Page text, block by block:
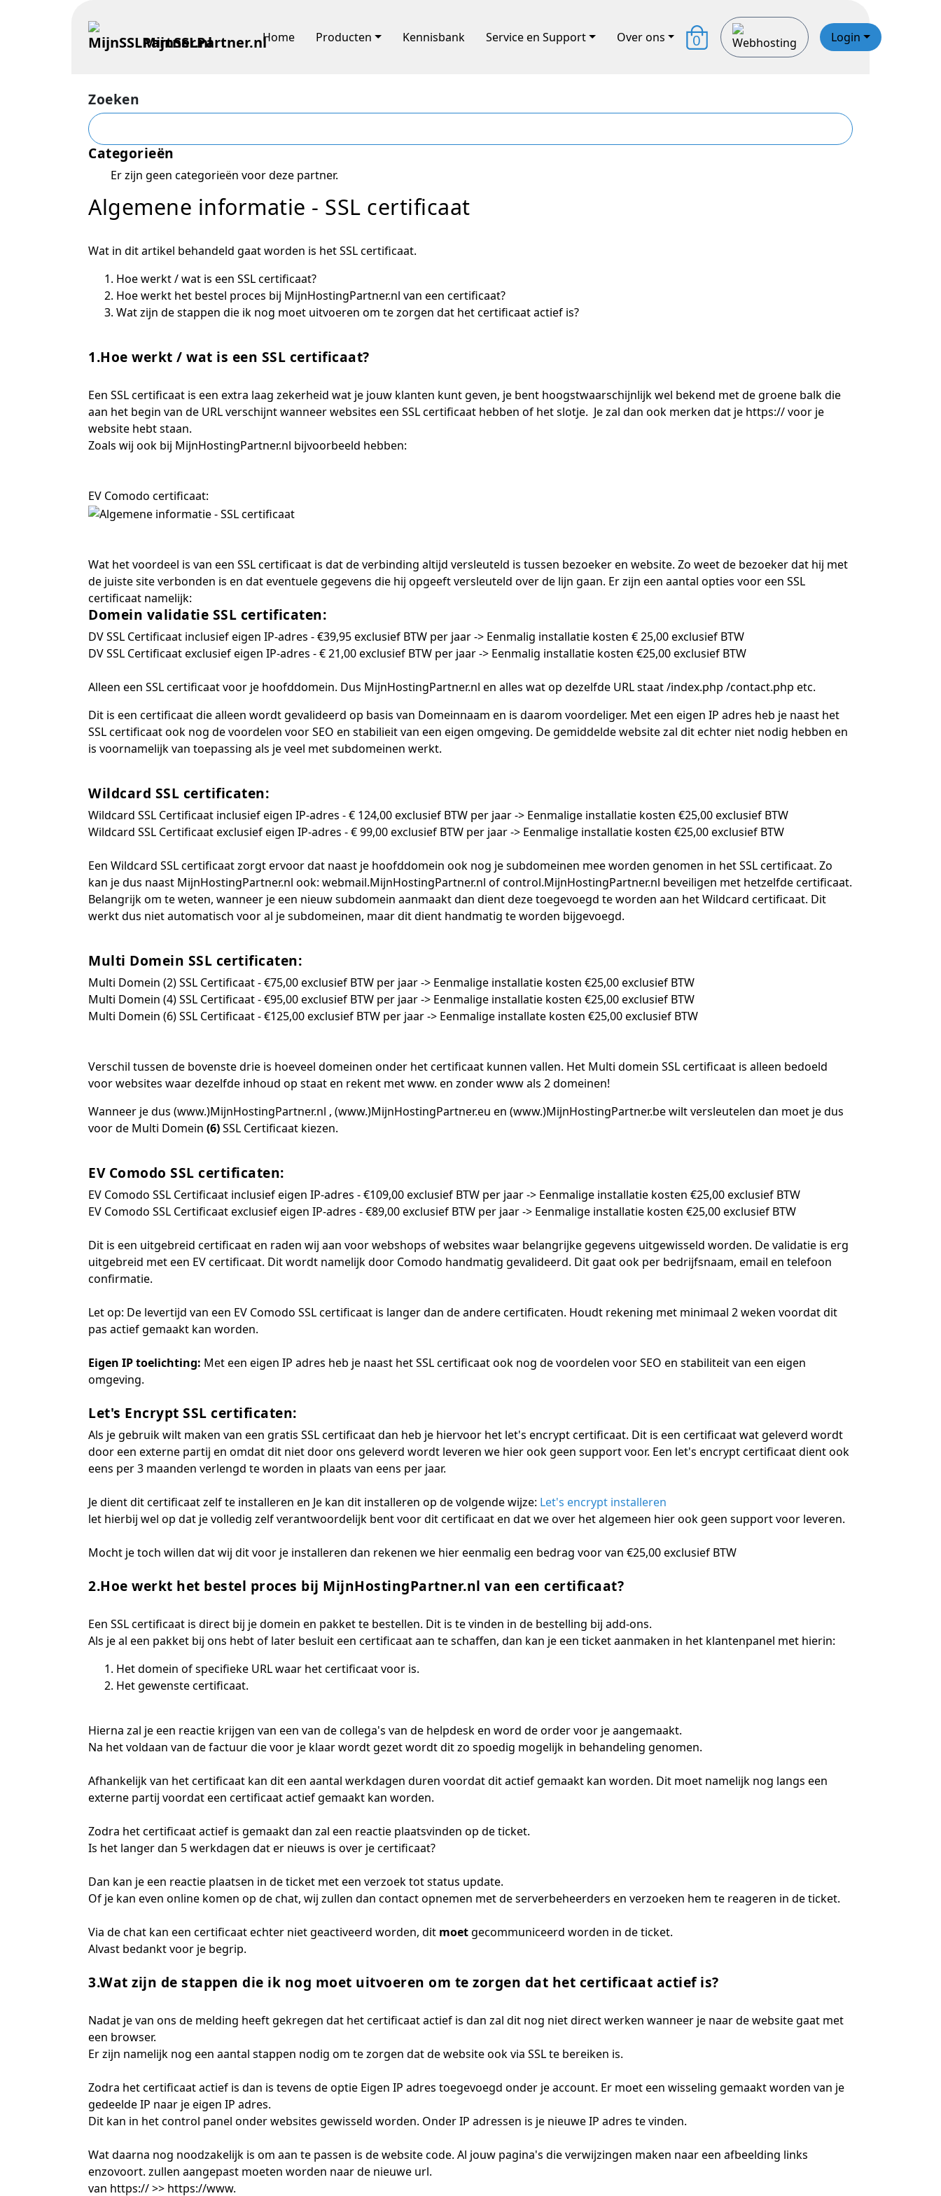
MijnSSLPartner.nlHome Producten Kennisbank Service en Support Over ons 0 Login
Zoeken
Categorieën
Er zijn geen categorieën voor deze partner.
Algemene informatie - SSL certificaat
Wat in dit artikel behandeld gaat worden is het SSL certificaat.
Hoe werkt / wat is een SSL certificaat?
Hoe werkt het bestel proces bij MijnHostingPartner.nl van een certificaat?
Wat zijn de stappen die ik nog moet uitvoeren om te zorgen dat het certificaat actief is?
1.Hoe werkt / wat is een SSL certificaat?
Een SSL certificaat is een extra laag zekerheid wat je jouw klanten kunt geven, je bent hoogstwaarschijnlijk wel bekend met de groene balk die
aan het begin van de URL verschijnt wanneer websites een SSL certificaat hebben of het slotje. Je zal dan ook merken dat je https:// voor je
website hebt staan.
Zoals wij ook bij MijnHostingPartner.nl bijvoorbeeld hebben:
EV Comodo certificaat:
Wat het voordeel is van een SSL certificaat is dat de verbinding altijd versleuteld is tussen bezoeker en website. Zo weet de bezoeker dat hij met
de juiste site verbonden is en dat eventuele gegevens die hij opgeeft versleuteld over de lijn gaan. Er zijn een aantal opties voor een SSL
certificaat namelijk:
Domein validatie SSL certificaten:
DV SSL Certificaat inclusief eigen IP-adres -€39,95 exclusief BTW per jaar -> Eenmalig installatie kosten €25,00 exclusief BTW
DV SSL Certificaat exclusief eigen IP-adres -€21,00 exclusief BTW per jaar -> Eenmalig installatie kosten €25,00 exclusief BTW
Alleen een SSL certificaat voor je hoofddomein. Dus MijnHostingPartner.nl en alles wat op dezelfde URL staat /index.php /contact.php etc.
Dit is een certificaat die alleen wordt gevalideerd op basis van Domeinnaam en is daarom voordeliger. Met een eigen IP adres heb je naast het
SSL certificaat ook nog de voordelen voor SEO en stabilieit van een eigen omgeving. De gemiddelde website zal dit echter niet nodig hebben en
is voornamelijk van toepassing als je veel met subdomeinen werkt.
Wildcard SSL certificaten:
Wildcard SSL Certificaat inclusief eigen IP-adres -€ 124,00 exclusief BTW per jaar -> Eenmalige installatie kosten €25,00 exclusief BTW
Wildcard SSL Certificaat exclusief eigen IP-adres -€99,00 exclusief BTW per jaar -> Eenmalige installatie kosten €25,00 exclusief BTW
Een Wildcard SSL certificaat zorgt ervoor dat naast je hoofddomein ook nog je subdomeinen mee worden genomen in het SSL certificaat. Zo
kan je dus naast MijnHostingPartner.nl ook: webmail.MijnHostingPartner.nl of control.MijnHostingPartner.nl beveiligen met hetzelfde certificaat.
Belangrijk om te weten, wanneer je een nieuw subdomein aanmaakt dan dient deze toegevoegd te worden aan het Wildcard certificaat. Dit
werkt dus niet automatisch voor al je subdomeinen, maar dit dient handmatig te worden bijgevoegd.
Multi Domein SSL certificaten:
Multi Domein (2) SSL Certificaat -€75,00 exclusief BTW per jaar -> Eenmalige installatie kosten €25,00 exclusief BTW
Multi Domein (4) SSL Certificaat -€95,00 exclusief BTW per jaar -> Eenmalige installatie kosten €25,00 exclusief BTW
Multi Domein (6) SSL Certificaat -€125,00 exclusief BTW per jaar -> Eenmalige installate kosten €25,00 exclusief BTW
Verschil tussen de bovenste drie is hoeveel domeinen onder het certificaat kunnen vallen. Het Multi domein SSL certificaat is alleen bedoeld
voor websites waar dezelfde inhoud op staat en rekent met www. en zonder www als 2 domeinen!
Wanneer je dus (www.)MijnHostingPartner.nl , (www.)MijnHostingPartner.eu en (www.)MijnHostingPartner.be wilt versleutelen dan moet je dus
voor de Multi Domein (6)SSL Certificaat kiezen.
EV Comodo SSL certificaten:
EV Comodo SSL Certificaat inclusief eigen IP-adres -€109,00 exclusief BTW per jaar -> Eenmalige installatie kosten €25,00 exclusief BTW
EV Comodo SSL Certificaat exclusief eigen IP-adres -€89,00 exclusief BTW per jaar -> Eenmalige installatie kosten €25,00 exclusief BTW
Dit is een uitgebreid certificaat en raden wij aan voor webshops of websites waar belangrijke gegevens uitgewisseld worden. De validatie is erg
uitgebreid met een EV certificaat. Dit wordt namelijk door Comodo handmatig gevalideerd. Dit gaat ook per bedrijfsnaam, email en telefoon
confirmatie.
Let op: De levertijd van een EV Comodo SSL certificaat is langer dan de andere certificaten. Houdt rekening met minimaal 2 weken voordat dit
pas actief gemaakt kan worden.
Eigen IPtoelichting: Met een eigen IP adres heb je naast het SSL certificaat ook nog de voordelen voor SEO en stabiliteit van een eigen
omgeving.
Let's Encrypt SSL certificaten:
Als je gebruik wilt maken van een gratis SSL certificaat dan heb je hiervoor het let's encrypt certificaat. Dit is een certificaat wat geleverd wordt
door een externe partij en omdat dit niet door ons geleverd wordt leveren we hier ook geen support voor. Een let's encrypt certificaat dient ook
eens per 3 maanden verlengd te worden in plaats van eens per jaar.
Je dient dit certificaat zelf te installeren en Je kan dit installeren op de volgende wijze: Let's encrypt installeren
let hierbij wel op dat je volledig zelf verantwoordelijk bent voor dit certificaat en dat we over het algemeen hier ook geen support voor leveren.
Mocht je toch willen dat wij dit voor je installeren dan rekenen we hier eenmalig een bedrag voor van €25,00 exclusief BTW
2.Hoe werkt het bestel proces bij MijnHostingPartner.nl van een certificaat?
Een SSL certificaat is direct bij je domein en pakket te bestellen. Dit is te vinden in de bestelling bij add-ons.
Als je al een pakket bij ons hebt of later besluit een certificaat aan te schaffen, dan kan je een ticket aanmaken in het klantenpanel met hierin:
Het domein of specifieke URL waar het certificaat voor is.
Het gewenste certificaat.
Hierna zal je een reactie krijgen van een van de collega's van de helpdesk en word de order voor je aangemaakt.
Na het voldaan van de factuur die voor je klaar wordt gezet wordt dit zo spoedig mogelijk in behandeling genomen.
Afhankelijk van het certificaat kan dit een aantal werkdagen duren voordat dit actief gemaakt kan worden. Dit moet namelijk nog langs een
externe partij voordat een certificaat actief gemaakt kan worden.
Zodra het certificaat actief is gemaakt dan zal een reactie plaatsvinden op de ticket.
Is het langer dan 5 werkdagen dat er nieuws is over je certificaat?
Dan kan je een reactie plaatsen in de ticket met een verzoek tot status update.
Of je kan even online komen op de chat, wij zullen dan contact opnemen met de serverbeheerders en verzoeken hem te reageren in de ticket.
Via de chat kan een certificaat echter niet geactiveerd worden, dit moetgecommuniceerd worden in de ticket.
Alvast bedankt voor je begrip.
3.Wat zijn de stappen die ik nog moet uitvoeren om te zorgen dat het certificaat actief is?
Nadat je van ons de melding heeft gekregen dat het certificaat actief is dan zal dit nog niet direct werken wanneer je naar de website gaat met
een browser.
Er zijn namelijk nog een aantal stappen nodig om te zorgen dat de website ook via SSL te bereiken is.
Zodra het certificaat actief is dan is tevens de optie Eigen IP adres toegevoegd onder je account. Er moet een wisseling gemaakt worden van je
gedeelde IP naar je eigen IP adres.
Dit kan in het control panel onder websites gewisseld worden. Onder IP adressen is je nieuwe IP adres te vinden.
Wat daarna nog noodzakelijk is om aan te passen is de website code. Al jouw pagina's die verwijzingen maken naar een afbeelding links
enzovoort. zullen aangepast moeten worden naar de nieuwe url.
van https:// >> https://www.